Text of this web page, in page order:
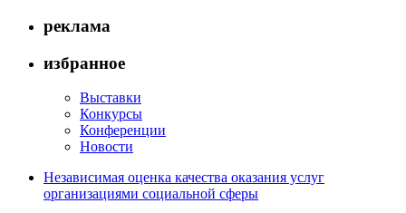
реклама
избранное
Выставки
Конкурсы
Конференции
Новости
Независимая оценка качества оказания услуг
организациями социальной сферы